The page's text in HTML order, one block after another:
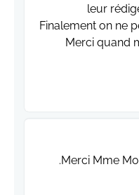
leur
Finalement on ne
Merci quand
Merci Mme